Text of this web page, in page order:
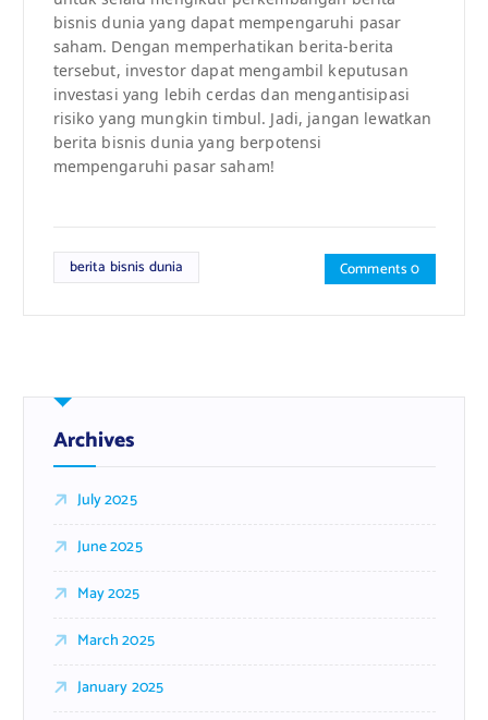
bisnis dunia yang dapat mempengaruhi pasar
saham. Dengan memperhatikan berita-berita
tersebut, investor dapat mengambil keputusan
investasi yang lebih cerdas dan mengantisipasi
risiko yang mungkin timbul. Jadi, jangan lewatkan
berita bisnis dunia yang berpotensi
mempengaruhi pasar saham!
berita bisnis dunia Comments 0
Archives
July 2025
June 2025
May 2025
March 2025
January 2025